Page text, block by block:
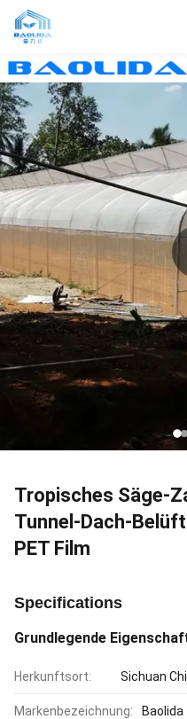
Tropisches Säge-
Tunnel-Dach-
PET Film
Specifications
Grundlegende
Herkunftsort: Sichuan
Markenbezeichnung: Baolida